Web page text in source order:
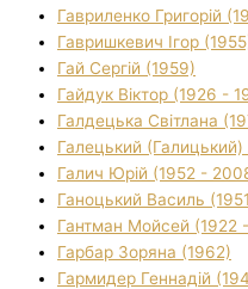
Гавриленко Григорій
Гавришкевич Ігор
Гай Сергій (1959)
Гайдук Віктор (1926 -
Галдецька Світлана
Галецький (Галицький)
Галич Юрій (1952 -
Ганоцький Василь
Гантман Мойсей (1922
Гарбар Зоряна (1962)
Гармидер Геннадій